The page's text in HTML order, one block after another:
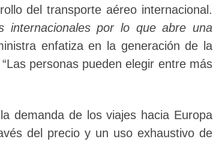
del transporte aéreo internacional.
por lo que abre una
enfatiza en la generación de la
personas pueden elegir entre más
demanda de los viajes hacia Europa
del precio y un uso exhaustivo de